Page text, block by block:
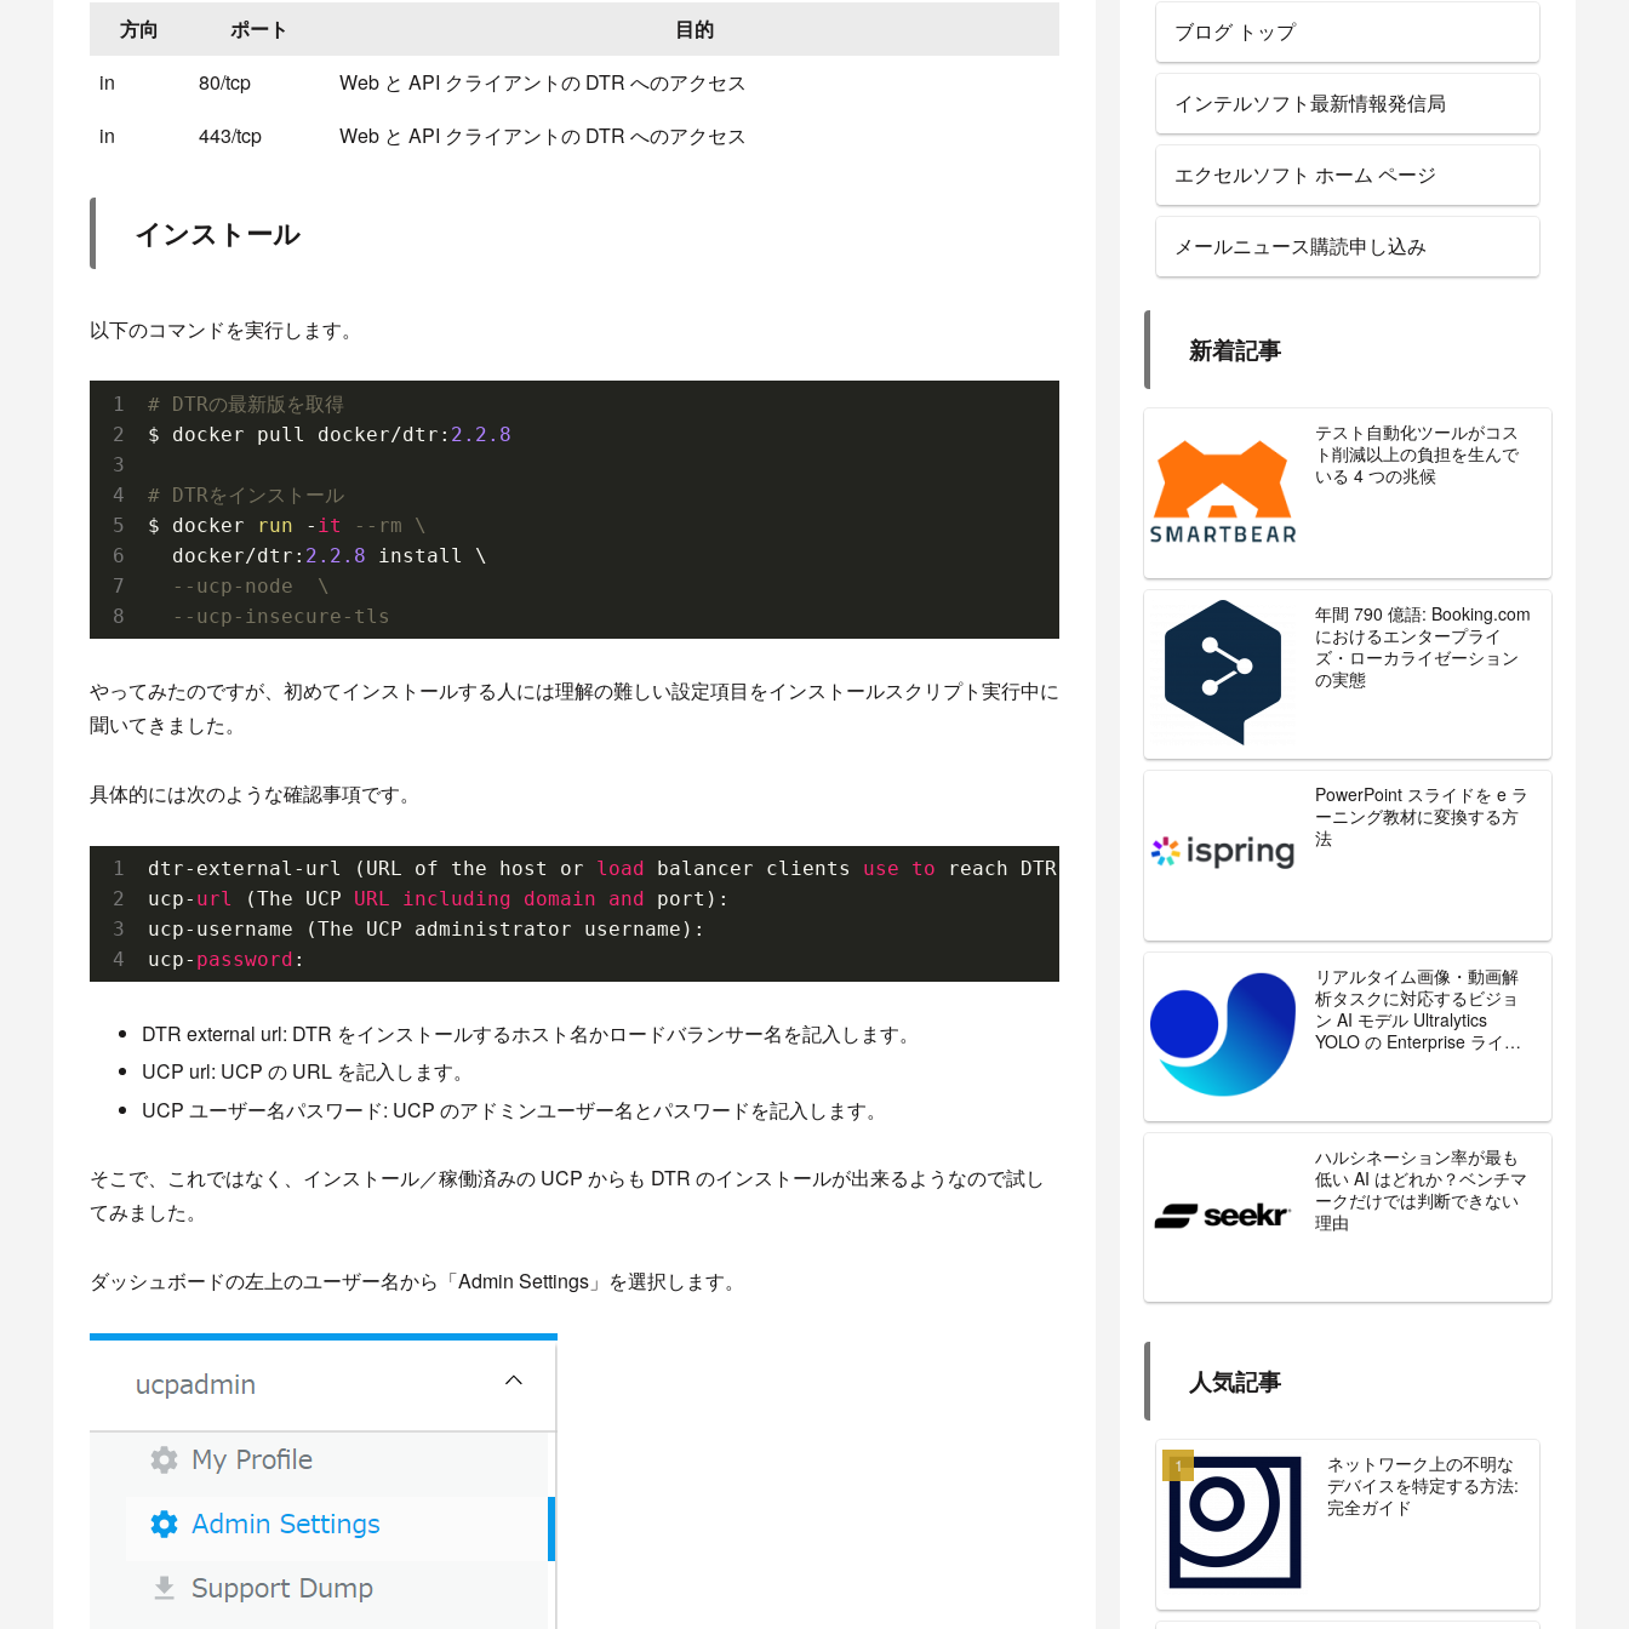
方向 ポート
目的
in
80/tcp
Web と API クライアントの DTR へのアクセス
in
443/tcp Web と API クライアントの DTR へのアクセス
インストール
以下のコマンドを実行します。
# DTRの最新版を取得
$ docker pull docker/dtr: 2.2 .8
# DTRをインストール
$ docker
run - it
--rm \
  docker/dtr:
2.2 .8 install \
--ucp-node  \
--ucp-insecure-tls
やってみたのですが、初めてインストールする人には理解の難しい設定項目をインストールスクリプト実行中に
聞いてきました。
具体的には次のような確認事項です。
dtr-external-url (URL of the host or load balancer clients use to reach DTR.
https://host[:port]):
ucp- url (The UCP URL including domain and port):
ucp-username (The UCP administrator username):
ucp- password
DTR external url: DTR をインストールするホスト名かロードバランサー名を記入します。
UCP url: UCP の URL を記入します。
UCP ユーザー名パスワード: UCP のアドミンユーザー名とパスワードを記入します。
そこで、これではなく、インストール／稼働済みの UCP からも DTR のインストールが出来るようなので試し
てみました。
ダッシュボードの左上のユーザー名から「Admin Settings」を選択します。
ブログ トップ
インテルソフト最新情報発信局
エクセルソフト ホーム ページ
メールニュース購読申し込み
新着記事
テスト自動化ツールがコス
ト削減以上の負担を生んで
いる 4 つの兆候
年間 790 億語: Booking.com
におけるエンタープライ
ズ・ローカライゼーション
の実態
PowerPoint スライドを e ラ
ーニング教材に変換する方
法
リアルタイム画像・動画解
析タスクに対応するビジョ
ン AI モデル Ultralytics
YOLO の Enterprise ライセ
ハルシネーション率が最も
低い AI はどれか？ベンチマ
ークだけでは判断できない
理由
人気記事
ネットワーク上の不明な
デバイスを特定する方法:
完全ガイド